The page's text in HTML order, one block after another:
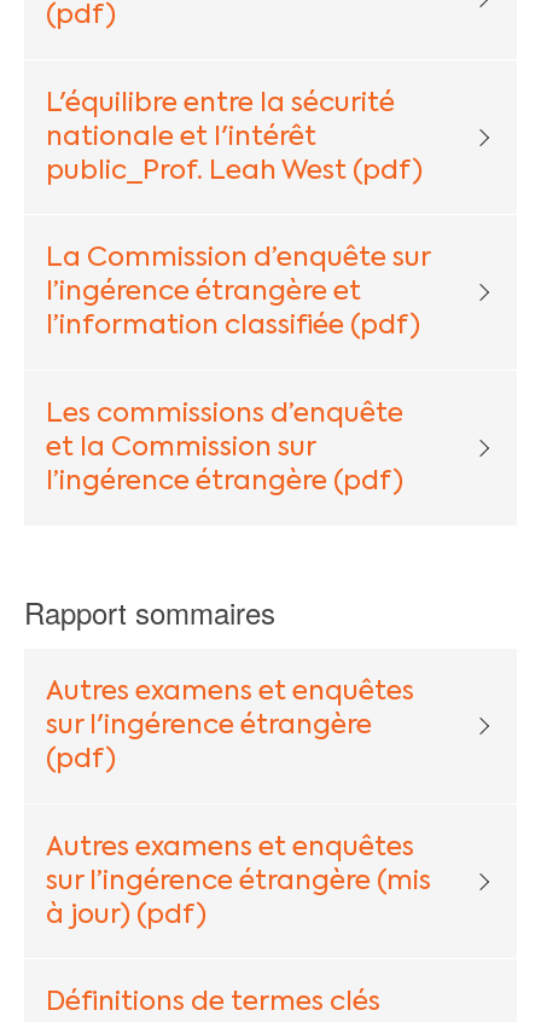
(pdf)
L'équilibre entre la sécurité
nationale et l'intérêt
public_Prof. Leah West (pdf)
La Commission d’enquête sur
l’ingérence étrangère et
l’information classifiée (pdf)
Les commissions d’enquête
et la Commission sur
l’ingérence étrangère (pdf)
Rapport sommaires
Autres examens et enquêtes
sur l'ingérence étrangère
(pdf)
Autres examens et enquêtes
sur l’ingérence étrangère (mis
à jour) (pdf)
Définitions de termes clés